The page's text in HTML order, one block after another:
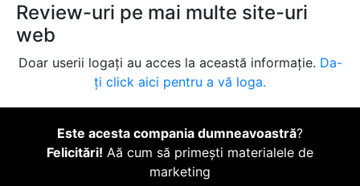
Review-uri pe mai multe site-uri
web
Doar userii logați au acces la această informație. Da-
ți click aici pentru a vă loga.
Este acesta compania dumneavoastră?
Felicitări! Aă cum să primești materialele de
marketing